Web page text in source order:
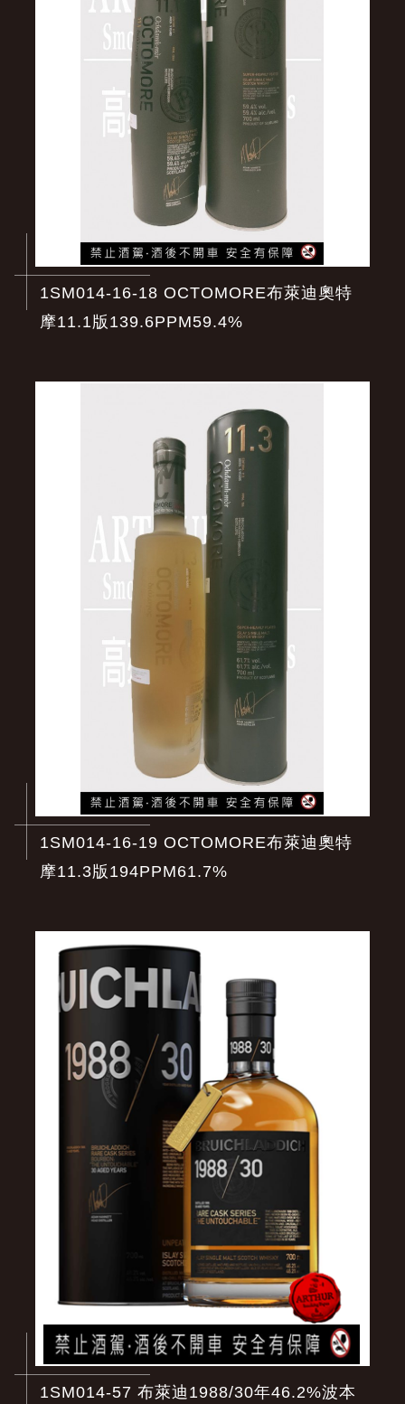
1SM014-16-18 OCTOMORE布萊迪奧特
摩11.1版139.6PPM59.4%
1SM014-16-19 OCTOMORE布萊迪奧特
摩11.3版194PPM61.7%
1SM014-57 布萊迪1988/30年46.2%波本